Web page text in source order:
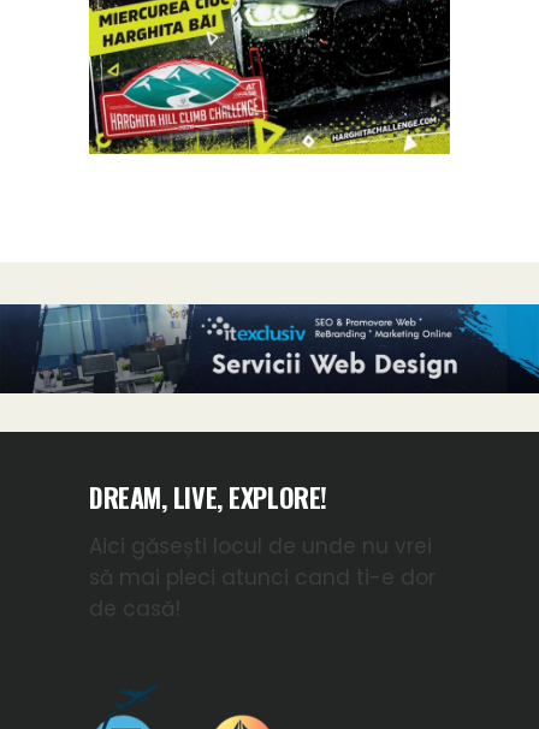
DREAM, LIVE, EXPLORE!
Aici găsești locul de unde nu vrei
să mai pleci atunci cand ti-e dor
de casă!